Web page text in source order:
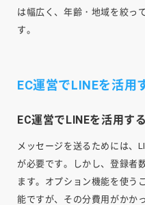
は幅広く、年齢・地域を絞っ
す。
EC運営でLINEを活用
EC運営でLINEを活用す
メッセージを送るためには、
が必要です。しかし、登録者
ます。オプション機能を使う
能ですが、その分費用がかか